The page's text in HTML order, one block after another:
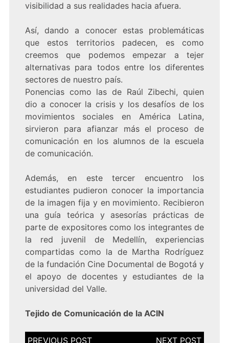
visibilidad a sus realidades hacia afuera.
Así, dando a conocer estas problemáticas
que estos territorios padecen, es como
creemos que podemos empezar a tejer
alternativas para todos entre los diferentes
sectores de nuestro país.
Ponencias como las de Raúl Zibechi, quien
dio a conocer la crisis y los desafíos de los
movimientos sociales en América Latina,
sirvieron para afianzar más el proceso de
comunicación en los alumnos de la escuela
de comunicación.
Además, en este tercer encuentro los
estudiantes pudieron conocer la importancia
de la imagen fija y en movimiento. Recibieron
una guía teórica y asesorías prácticas de
parte de expositores como los integrantes de
la red juvenil de Medellín, experiencias
compartidas como la de Martha Rodríguez
de la fundación Cine Documental de Bogotá y
el apoyo de docentes y estudiantes de la
universidad del Valle.
Tejido de Comunicación de la ACIN
Navegación